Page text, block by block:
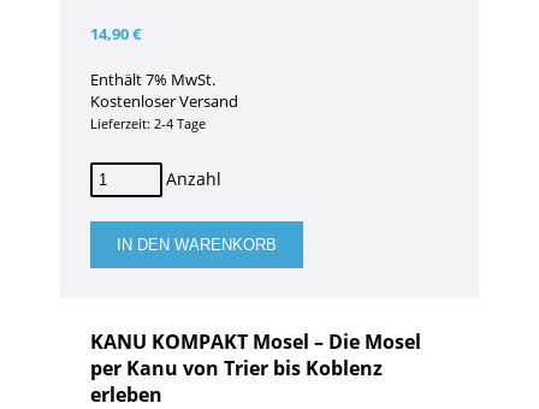
14,90€
Enthält 7% MwSt.
Kostenloser Versand
Lieferzeit: 2-4 Tage
KANU
KOMPAKT
(Rheinland-
IN DEN WARENKORB
KANU KOMPAKT Mosel – Die Mosel
per Kanu von Trier bis Koblenz
erleben